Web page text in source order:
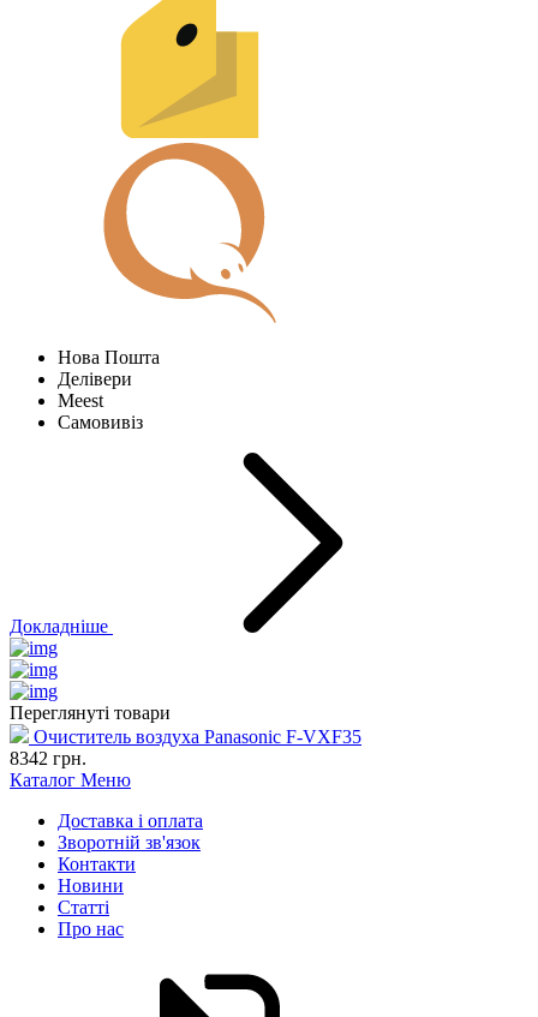
Нова Пошта
Делівери
Meest
Самовивіз
Докладніше
Переглянуті товари
Очиститель воздуха Panasonic F-VXF35
8342 грн.
Каталог Меню
Доставка і оплата
Зворотній зв'язок
Контакти
Новини
Статті
Про нас